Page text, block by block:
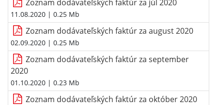
Zoznam dodávateľských faktúr za júl 2020
11.08.2020 | 0.25 Mb
Zoznam dodávateľských faktúr za august 2020
02.09.2020 | 0.25 Mb
Zoznam dodávateľských faktúr za september
2020
01.10.2020 | 0.23 Mb
Zoznam dodávateľských faktúr za október 2020